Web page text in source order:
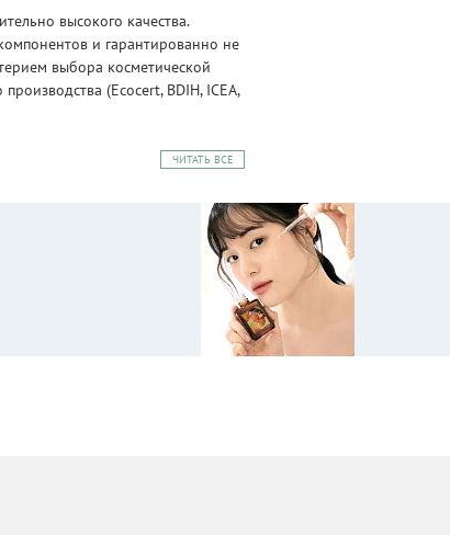
высокого качества.
и гарантированно не
выбора косметической
(Ecocert, BDIH, ICEA,
ЧИТАТЬ ВСЕ